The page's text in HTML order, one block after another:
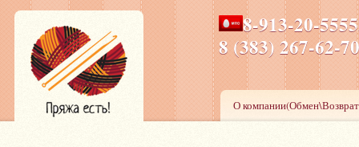
8-913-20-
8 (383) 267-
ПН-ПТ 8-17,СБ-ВС 9-
О